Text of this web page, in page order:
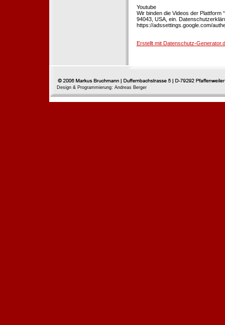
Youtube
Wir binden die Videos der Plattform
94043, USA, ein.
https://adssettings.google.com/
Erstellt mit Datenschutz-
Design & Programmierung: Andreas Berger